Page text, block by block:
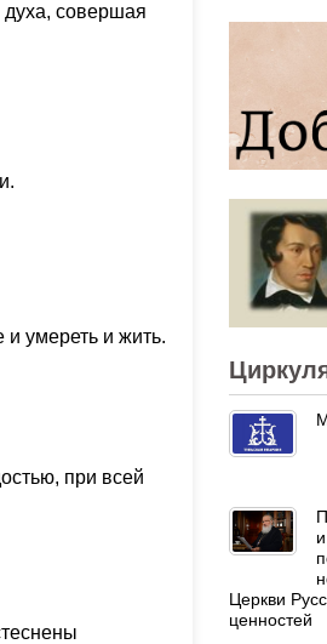
духа, совершая
умереть и жить.
при всей
Церкви
ценностей